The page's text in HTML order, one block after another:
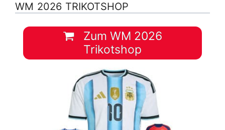
WM 2026 TRIKOTSHOP
Zum WM 2026
Trikotshop